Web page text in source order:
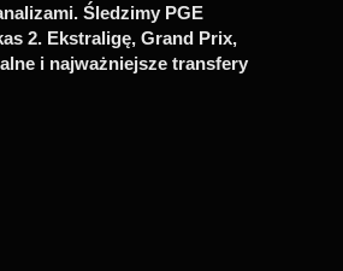
Śledzimy PGE
2. Ekstraligę, Grand Prix,
i najważniejsze transfery